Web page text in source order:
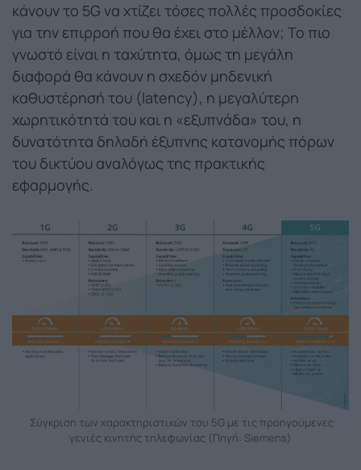
κάνουν το 5G να χτίζει τόσες πολλές προσδοκίες
για την επιρροή που θα έχει στο μέλλον; Το πιο
γνωστό είναι η ταχύτητα, όμως τη μεγάλη
διαφορά θα κάνουν η σχεδόν μηδενική
καθυστέρησή του (latency), η μεγαλύτερη
χωρητικότητά του και η «εξυπνάδα» του, η
δυνατότητα δηλαδή έξυπνης κατανομής πόρων
του δικτύου αναλόγως της πρακτικής
εφαρμογής.
Σύγκριση των χαρακτηριστικών του 5G με τις προηγούμενες
γενιές κινητής τηλεφωνίας (Πηγή: Siemens)